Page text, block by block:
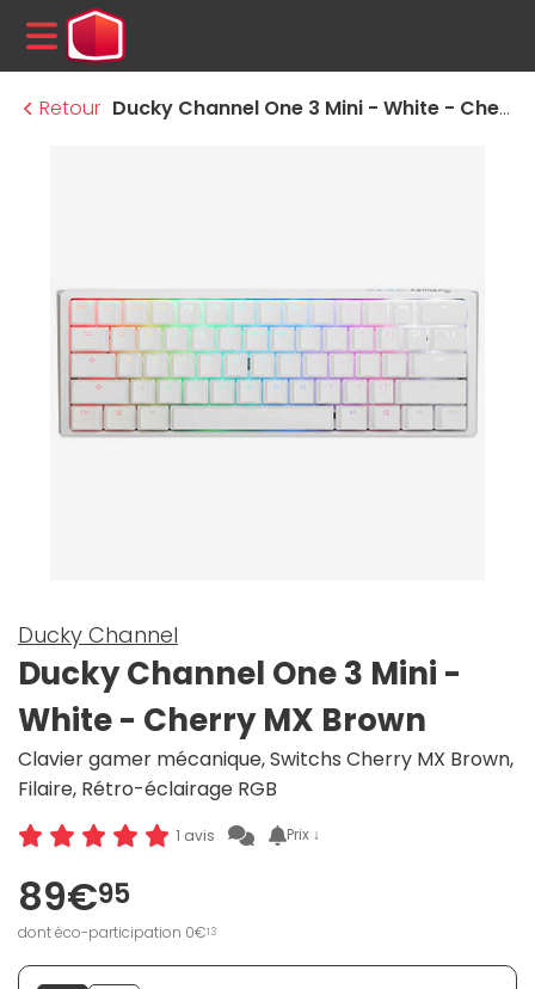
MENU
Retour
Ducky Channel One 3 Mini - White - Cherry MX Brown
Ducky Channel
Ducky Channel One 3 Mini -
White - Cherry MX Brown
Clavier gamer mécanique, Switchs Cherry MX Brown,
Filaire, Rétro-éclairage RGB
1 avis Prix ↓
89€95
dont éco-participation 0€13